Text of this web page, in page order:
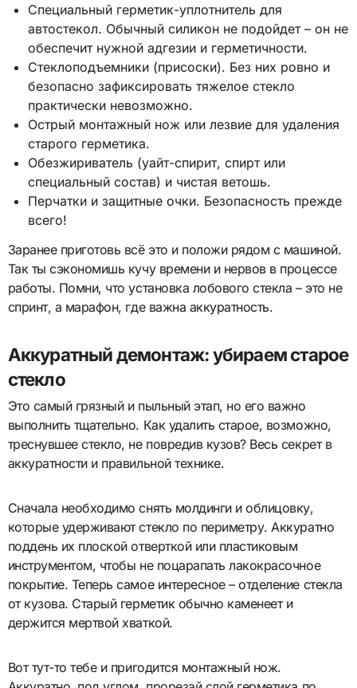
Специальный герметик-уплотнитель для
автостекол. Обычный силикон не подойдет – он не
обеспечит нужной адгезии и герметичности.
Стеклоподъемники (присоски). Без них ровно и
безопасно зафиксировать тяжелое стекло
практически невозможно.
Острый монтажный нож или лезвие для удаления
старого герметика.
Обезжириватель (уайт-спирит, спирт или
специальный состав) и чистая ветошь.
Перчатки и защитные очки. Безопасность прежде
всего!
Заранее приготовь всё это и положи рядом с машиной.
Так ты сэкономишь кучу времени и нервов в процессе
работы. Помни, что установка лобового стекла – это не
спринт, а марафон, где важна аккуратность.
Аккуратный демонтаж: убираем старое
стекло
Это самый грязный и пыльный этап, но его важно
выполнить тщательно. Как удалить старое, возможно,
треснувшее стекло, не повредив кузов? Весь секрет в
аккуратности и правильной технике.
Сначала необходимо снять молдинги и облицовку,
которые удерживают стекло по периметру. Аккуратно
поддень их плоской отверткой или пластиковым
инструментом, чтобы не поцарапать лакокрасочное
покрытие. Теперь самое интересное – отделение стекла
от кузова. Старый герметик обычно каменеет и
держится мертвой хваткой.
Вот тут-то тебе и пригодится монтажный нож.